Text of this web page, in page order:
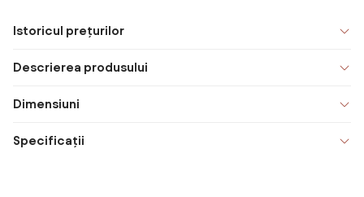
Istoricul prețurilor
Descrierea produsului
Dimensiuni
Specificații